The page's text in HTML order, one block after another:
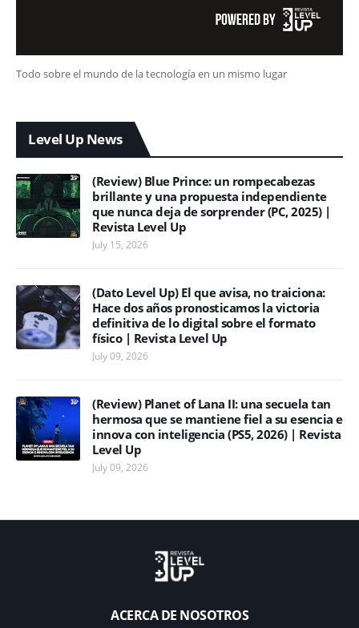
Todo sobre el mundo de la tecnología en un mismo lugar
Level Up News
(Review) Blue Prince: un rompecabezas
brillante y una propuesta independiente
que nunca deja de sorprender (PC, 2025) |
Revista Level Up
July 15, 2026
(Dato Level Up) El que avisa, no traiciona:
Hace dos años pronosticamos la victoria
definitiva de lo digital sobre el formato
físico | Revista Level Up
July 09, 2026
(Review) Planet of Lana II: una secuela tan
hermosa que se mantiene fiel a su esencia e
innova con inteligencia (PS5, 2026) | Revista
Level Up
July 09, 2026
ACERCA DE NOSOTROS